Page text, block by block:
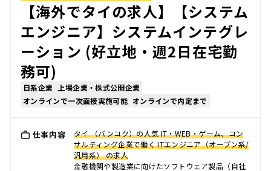
【海外でタイの求人】【システム
エンジニア】システムインテグレ
ーション (好立地・週2日在宅勤
務可)
日系企業
上場企業・株式公開企業
オンラインで一次面接実施可能 オンラインで内定まで
仕事内容
タイ （バンコク）の人気 IT・WEB・ゲーム、コン
サルティング企業で働く ITエンジニア（オープン系/
汎用系） の求人
金融機関や製造業に向けたソフトウェア製品（自社